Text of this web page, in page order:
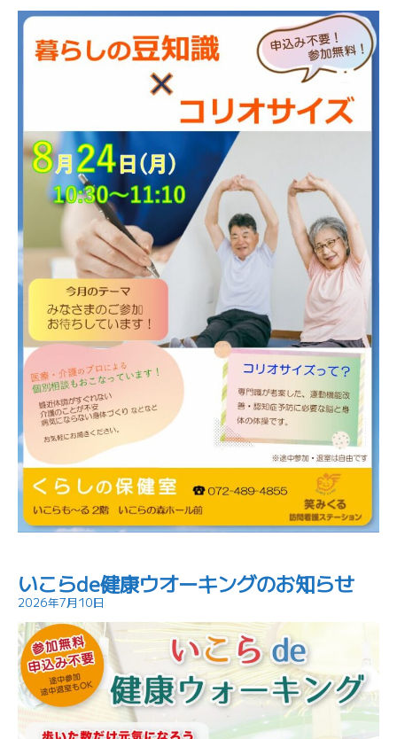
いこらde健康ウオーキングのお知らせ
2026年7月10日